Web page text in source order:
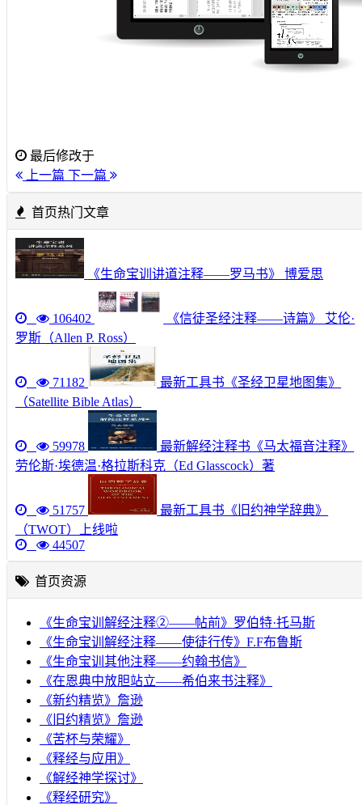
最后修改于
上一篇 下一篇
首页热门文章
《生命宝训讲道注释——罗马书》 博爱思
106402
《信徒圣经注释——诗篇》 艾伦·
罗斯（Allen P. Ross）
71182
最新工具书《圣经卫星地图集》
（Satellite Bible Atlas）
59978
最新解经注释书《马太福音注释》
劳伦斯·埃德温·格拉斯科克（Ed Glasscock）著
51757
最新工具书《旧约神学辞典》
（TWOT）上线啦
44507
首页资源
《生命宝训解经注释②——帖前》罗伯特·托马斯
《生命宝训解经注释——使徒行传》F.F布鲁斯
《生命宝训其他注释——约翰书信》
《在恩典中放胆站立——希伯来书注释》
《新约精览》詹逊
《旧约精览》詹逊
《苦杯与荣耀》
《释经与应用》
《解经神学探讨》
《释经研究》